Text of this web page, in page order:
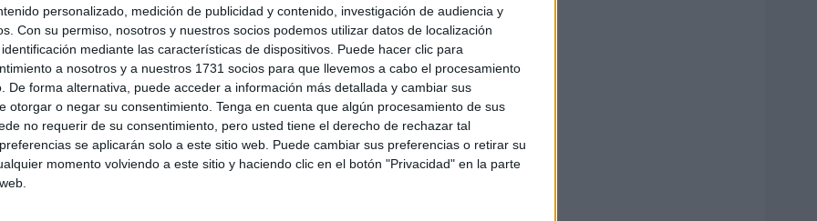
personalizado, medición de publicidad y contenido, investigación de audiencia y
Con su permiso, nosotros y nuestros socios podemos utilizar datos de localización
mediante las características de dispositivos. Puede hacer clic para
a nosotros y a nuestros 1731 socios para que llevemos a cabo el procesamiento
De forma alternativa, puede acceder a información más detallada y cambiar sus
otorgar o negar su consentimiento. Tenga en cuenta que algún procesamiento de sus
no requerir de su consentimiento, pero usted tiene el derecho de rechazar tal
se aplicarán solo a este sitio web. Puede cambiar sus preferencias o retirar su
momento volviendo a este sitio y haciendo clic en el botón "Privacidad" en la parte
previamente abordado por el Pleno del Consejo
y Atención a la Dependencia, en su reunión
de España, este acuerdo volverá al Consejo
efectivo.
gobiernos autonómicos
para las Prestaciones Básicas de Servicios